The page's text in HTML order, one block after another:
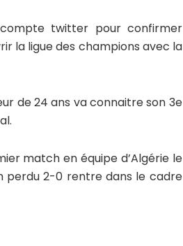
twitter pour confirmer
la ligue des champions avec la
de 24 ans va connaitre son 3e
match en équipe d’Algérie le
perdu 2-0 rentre dans le cadre